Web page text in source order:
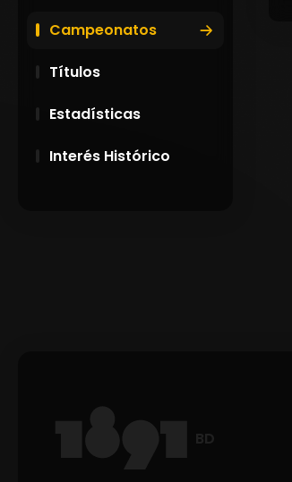
Campeonatos
Títulos
Estadísticas
Interés Histórico
BD